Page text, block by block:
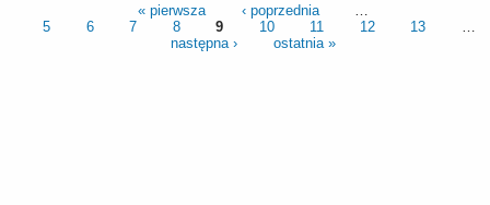
« pierwsza ‹ poprzednia
5
6 7 8 9 10 11 12 13
następna ›
ostatnia »